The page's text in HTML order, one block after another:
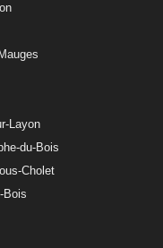
Layon
du-Bois
Cholet
Bois